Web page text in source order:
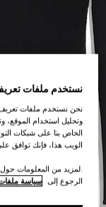
نستخدم ملفات
نحن نستخدم ملفات تعريف
وتحليل استخدام الموقع،
الخاص بنا على شبكات
الويب هذا، فإنك توافق
.لمزيد من المعلومات
الرجوع إلى سياسة ملفات